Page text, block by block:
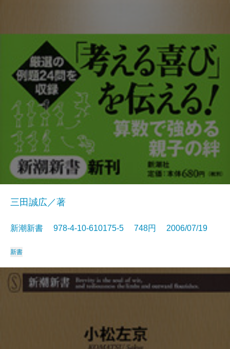
三田誠広／著
新潮新書 978-4-10-610175-5 748円 2006/07/19
新書